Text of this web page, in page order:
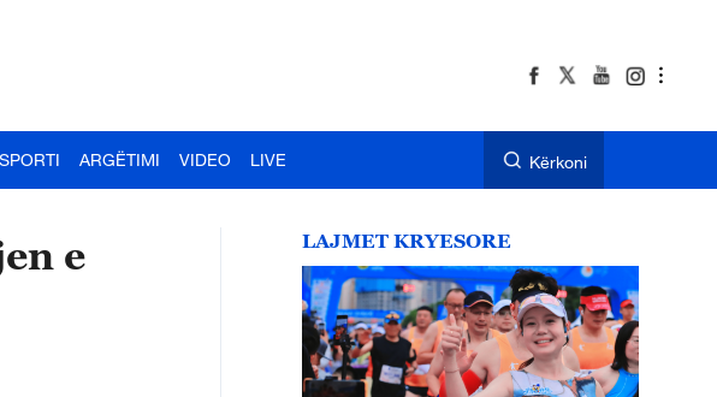
SPORTI ARGËTIMI VIDEO LIVE Kërkoni
e
LAJMET KRYESORE